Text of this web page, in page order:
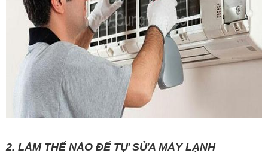
2. LÀM THẾ NÀO ĐỂ TỰ SỬA MÁY LẠNH